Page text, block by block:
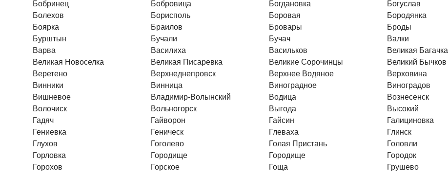
Бобринец
Бобровица Богдановка Богуслав
Болехов
Борисполь Боровая Бородянка
Боярка
Браилов Бровары Броды
Бурштын
Бучали Бучач Валки
Варва
Василиха Васильков Великая Багачка
Великая Новоселка
Великая Писаревка Великие Сорочинцы Великий Бычков
Веретено
Верхнеднепровск Верхнее Водяное Верховина
Винники
Винница Виноградное Виноградов
Вишневое
Владимир-Волынский Водица Вознесенск
Волочиск
Вольногорск Выгода Высокий
Гадяч
Гайворон Гайсин Галициновка
Гениевка
Геническ Глеваха Глинск
Глухов
Гоголево Голая Пристань Головли
Горловка
Городище Городище Городок
Горохов
Горское Гоща Грушево